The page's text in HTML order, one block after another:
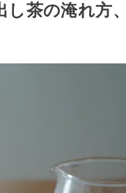
茶の淹れ方